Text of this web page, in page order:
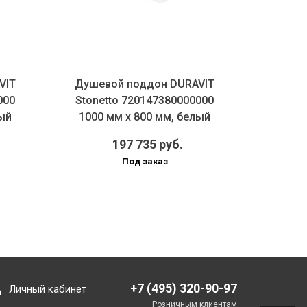
Душевой поддон DURAVIT
Stonetto 720147380000000
1000 мм х 800 мм, белый
197 735 руб.
Под заказ
Личный кабинет +7 (495) 320-90-97
Розничным клиентам